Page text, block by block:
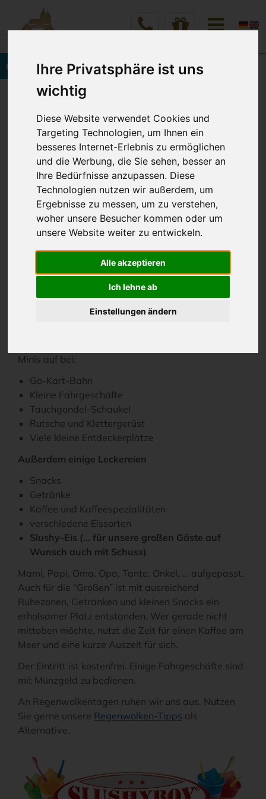
Ihre Privatsphäre ist uns
wichtig
Diese Website verwendet Cookies und
Targeting Technologien, um Ihnen ein
besseres Internet-Erlebnis zu ermöglichen
und die Werbung, die Sie sehen, besser an
Ihre Bedürfnisse anzupassen. Diese
Technologien nutzen wir außerdem, um
Ergebnisse zu messen, um zu verstehen,
woher unsere Besucher kommen oder um
unsere Website weiter zu entwickeln.
Alle akzeptieren
Ich lehne ab
Einstellungen ändern
Onlinebuchung
Vineta Hotels Usedom
Spielplatz in Zinnowitz
SPIELPLATZ IN ZINNOWITZ
Erlebniswelt für kleine Entdecker
Öffnungszeiten: April bis September täglich ab 10
ab Oktober wetterbedingt und an den
Hier stehen die kleinen Gäste im Mittelpunkt und
finden Zeit und Raum zum Toben, Entdecken und
Minis auf bei:
Go-Kart-Bahn
Kleine Fahrgeschäfte
Tauchgondel-Schaukel
Rutsche und Klettergerüst
Viele kleine Entdeckerplätze
Außerdem einige Leckereien
Snacks
Getränke
Kaffee und Kaffeespezialitäten
verschiedene Eissorten
Slushy-Eis (... für unsere großen Gäste auf
Wunsch auch mit Schuss)
Mami, Papi, Oma, Opa, Tante, Onkel, … aufgepasst.
Auch für die “Großen” ist mit ausreichend
Ruhezonen, Getränken und kleinen Snacks ein
erholsamer Platz entstanden. Wer gerade nicht
mittoben möchte, nutzt die Zeit für einen Kaffee am
Meer und eine kurze Auszeit für sich.
Der Eintritt ist kostenfrei. Einige Fahrgeschäfte sind
mit Münzgeld zu bedienen.
An Regenwolkentagen ruhen wir uns aus. Nutzen
Sie gerne unsere Regenwolken-Tipps als
Alternative.